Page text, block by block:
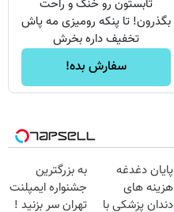
تابستون رو خنک و راحت
بگذرون! تا پنکه رومیزی مه پاش
تخفیف داره بخرش
سفارش بده!
پایان دغدغه
هزینه های
دندان پزشکی با
به بزرگترین
جشنواره ایمپلنت
تهران سر بزنید !